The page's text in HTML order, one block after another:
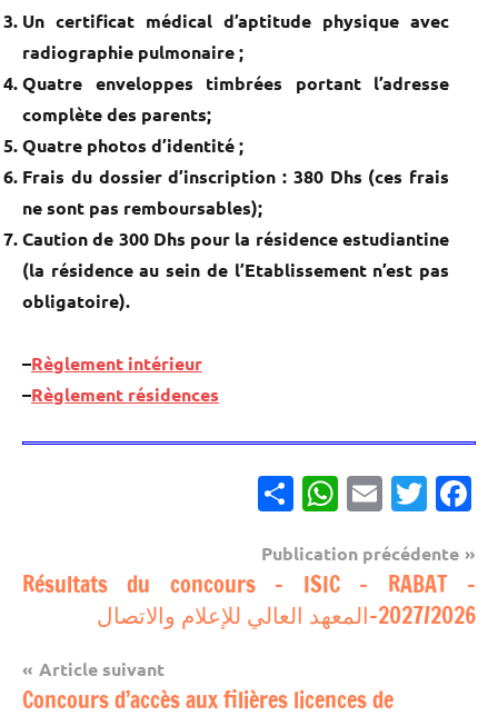
Un certificat médical d’aptitude physique avec
radiographie pulmonaire ;
Quatre enveloppes timbrées portant l’adresse
complète des parents;
Quatre photos d’identité ;
Frais du dossier d’inscription : 380 Dhs (ces frais
ne sont pas remboursables);
Caution de 300 Dhs pour la résidence estudiantine
(la résidence au sein de l’Etablissement n’est pas
obligatoire).
–Règlement intérieur
–Règlement résidences
Facebook
Twitter
Email
WhatsApp
مباريات
مباريات
Navigation
de
l’article
Publication précédente
Résultats du concours – ISIC – RABAT –
2027/2026-المعهد العالي للإعلام والاتصال
Article suivant
Concours d’accès aux filières licences de